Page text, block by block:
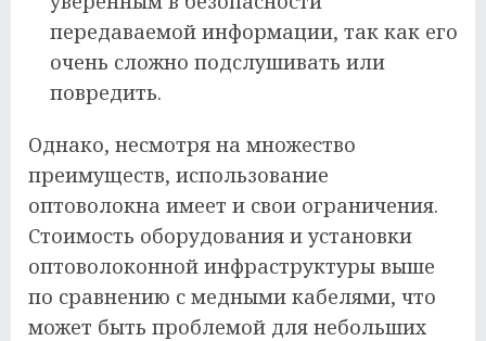
передаваемой информации, так как его
очень сложно подслушивать или
повредить.
Однако, несмотря на множество
преимуществ, использование
оптоволокна имеет и свои ограничения.
Стоимость оборудования и установки
оптоволоконной инфраструктуры выше
по сравнению с медными кабелями, что
может быть проблемой для небольших